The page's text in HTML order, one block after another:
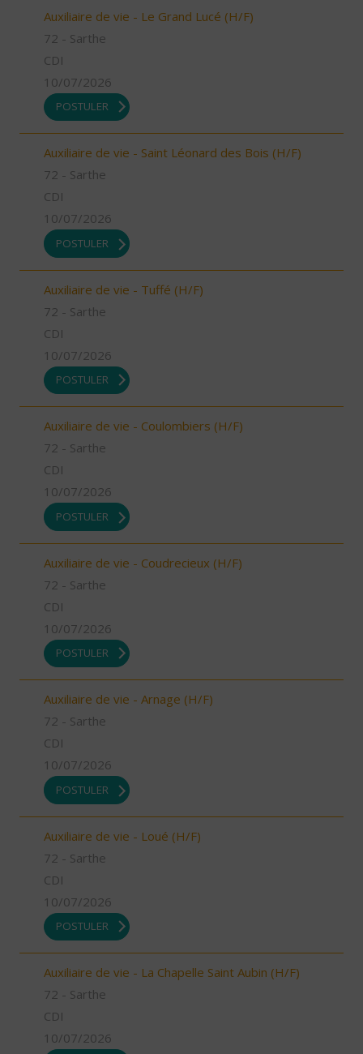
Auxiliaire de vie - Le Grand Lucé (H/F)
72 - Sarthe
CDI
10/07/2026
POSTULER
Auxiliaire de vie - Saint Léonard des Bois (H/F)
72 - Sarthe
CDI
10/07/2026
POSTULER
Auxiliaire de vie - Tuffé (H/F)
72 - Sarthe
CDI
10/07/2026
POSTULER
Auxiliaire de vie - Coulombiers (H/F)
72 - Sarthe
CDI
10/07/2026
POSTULER
Auxiliaire de vie - Coudrecieux (H/F)
72 - Sarthe
CDI
10/07/2026
POSTULER
Auxiliaire de vie - Arnage (H/F)
72 - Sarthe
CDI
10/07/2026
POSTULER
Auxiliaire de vie - Loué (H/F)
72 - Sarthe
CDI
10/07/2026
POSTULER
Auxiliaire de vie - La Chapelle Saint Aubin (H/F)
72 - Sarthe
CDI
10/07/2026